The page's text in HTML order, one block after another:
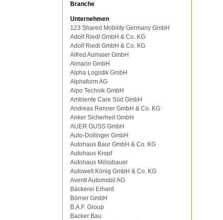
Branche
Unternehmen
123 Shared Mobility Germany GmbH
Adolf Riedl GmbH & Co. KG
Adolf Riedl GmbH & Co. KG
Alfred Aumaier GmbH
Almarin GmbH
Alpha Logistik GmbH
Alphaform AG
Alpo Technik GmbH
Ambiente Care Süd GmbH
Andreas Renner GmbH & Co. KG
Anker Sicherheit GmbH
AUER GUSS GmbH
Auto-Dollinger GmbH
Autohaus Baur GmbH & Co. KG
Autohaus Kropf
Autohaus Mössbauer
Autowelt König GmbH & Co. KG
Aventi Automobil AG
Bäckerei Erhard
Börner GmbH
B.A.F. Group
Backer Bau